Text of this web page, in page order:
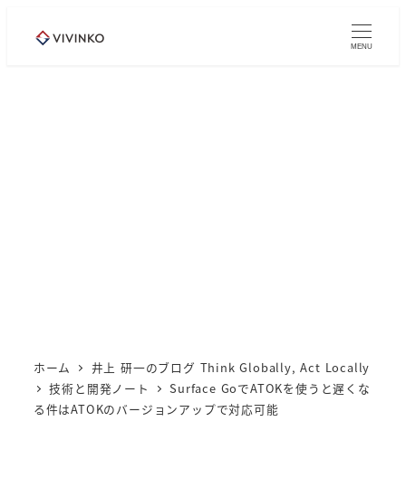
MENU
ホーム
井上 研一のブログ Think Globally, Act Locally
技術と開発ノート
Surface GoでATOKを使うと遅くな
る件はATOKのバージョンアップで対応可能